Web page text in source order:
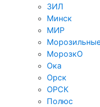
ЗИЛ
Минск
МИР
МорозкО
Ока
Орск
ОРСК
Полюс